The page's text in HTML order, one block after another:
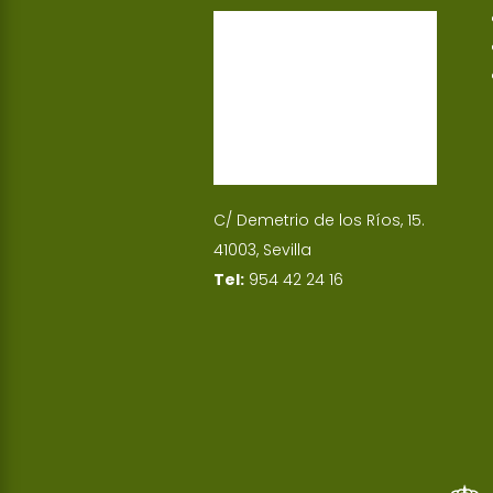
C/ Demetrio de los Ríos, 15.
41003, Sevilla
Tel: 954 42 24 16